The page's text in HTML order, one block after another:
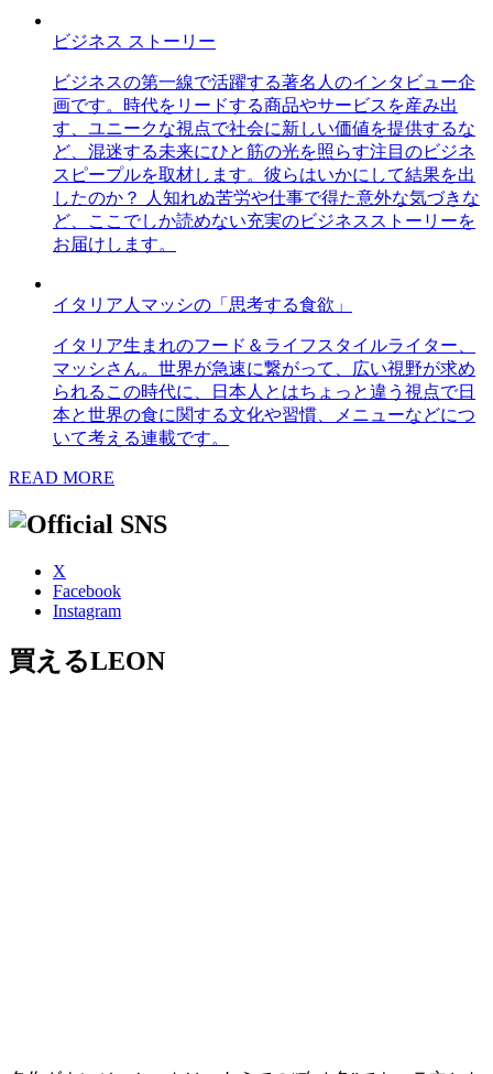
ビジネス ストーリー
ビジネスの第一線で活躍する著名人のインタビュー企
画です。時代をリードする商品やサービスを産み出
す、ユニークな視点で社会に新しい価値を提供するな
ど、混迷する未来にひと筋の光を照らす注目のビジネ
スピープルを取材します。彼らはいかにして結果を出
したのか？ 人知れぬ苦労や仕事で得た意外な気づきな
ど、ここでしか読めない充実のビジネスストーリーを
お届けします。
イタリア人マッシの「思考する食欲」
イタリア生まれのフード＆ライフスタイルライター、
マッシさん。世界が急速に繋がって、広い視野が求め
られるこの時代に、日本人とはちょっと違う視点で日
本と世界の食に関する文化や習慣、メニューなどにつ
いて考える連載です。
READ MORE
X
Facebook
Instagram
買えるLEON